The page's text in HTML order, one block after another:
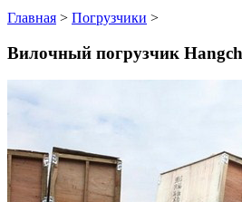
Главная > Погрузчики >
Вилочный погрузчик